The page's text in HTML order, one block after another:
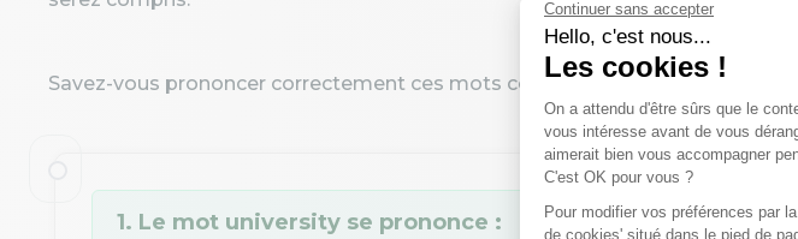
Savez-vous prononcer correctement ces mots courants ? Faites le test !
1. Le mot university se prononce :